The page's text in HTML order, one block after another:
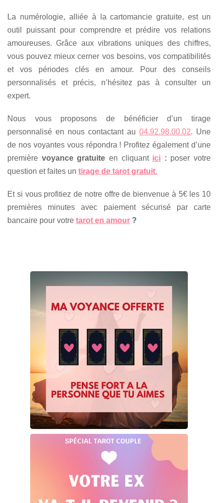
La numérologie, alliée à la cartomancie gratuite, est un
outil puissant pour comprendre et prédire vos relations
amoureuses. Grâce aux vibrations uniques des chiffres,
vous pouvez mieux cerner vos besoins, vos compatibilités
et vos périodes clés en amour. Pour des conseils
personnalisés et précis, n’hésitez pas à consulter un
expert.
Nous vous proposons de bénéficier d’un tirage
personnalisé en nous contactant au 04.92.98.00.02. Une
de nos voyantes vous répondra ! Profitez également d’une
première voyance gratuite en cliquant ici : poser votre
question et faites un tirage de tarot gratuit.
Et si vous profitiez de notre offre de bienvenue à 5€ les 10
premières minutes avec paiement sécurisé par carte
bancaire pour votre tarot en amour ?